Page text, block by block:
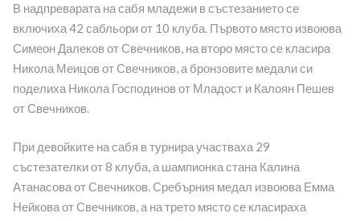
В надпреварата на сабя младежи в състезанието се
включиха 42 сабльори от 10 клуба. Първото място извоюва
Симеон Далеков от Свечников, на второ място се класира
Никола Меицов от Свечников, а бронзовите медали си
поделиха Никола Господинов от Младост и Калоян Пешев
от Свечников.
При девойките на сабя в турнира участваха 29
състезателки от 8 клуба, а шампионка стана Калина
Атанасова от Свечников. Сребърния медал извоюва Емма
Нейкова от Свечников, а на трето място се класираха